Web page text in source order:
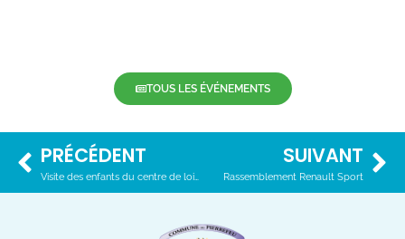
TOUS LES ÉVÉNEMENTS
PRÉCÉDENT
Visite des enfants du centre de loisirs
SUIVANT
Rassemblement Renault Sport